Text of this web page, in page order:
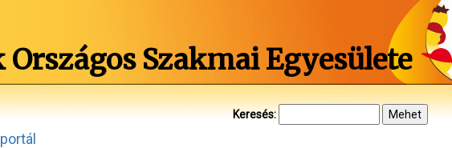
Szakmai Egyesülete
Keresés: